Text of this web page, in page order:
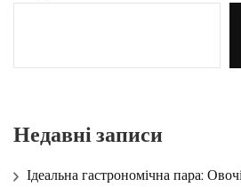
Недавні записи
Ідеальна гастрономічна пара: